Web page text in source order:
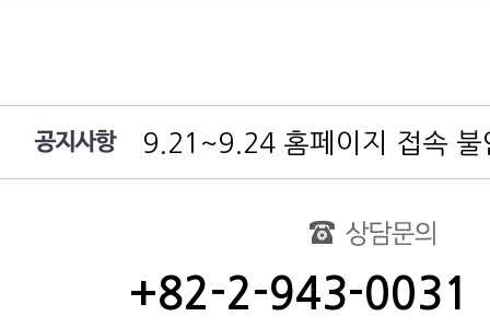
9.21~9.24 홈페이지 접속 불
여름 휴가 배송 지연 안내
동해물과 백두산이 마르고
동해물과 백두산이 마르고
+82-2-943-0031